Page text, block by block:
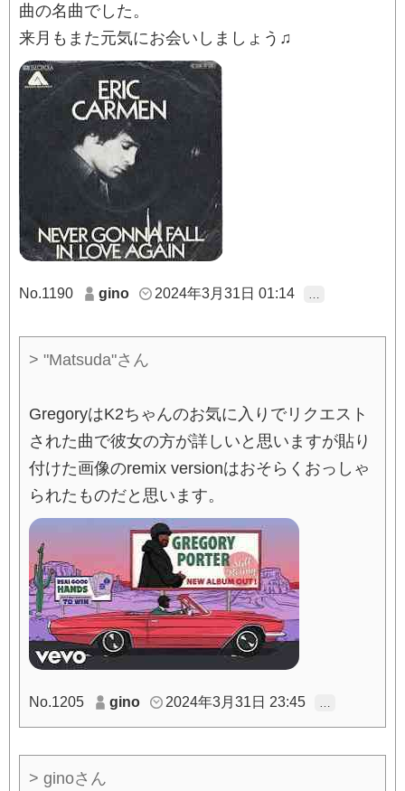
曲の名曲でした。
来月もまた元気にお会いしましょう♫
No.1190 gino 2024年3月31日 01:14
> "Matsuda"さん
GregoryはK2ちゃんのお気に入りでリクエスト
された曲で彼女の方が詳しいと思いますが貼り
付けた画像のremix versionはおそらくおっしゃ
られたものだと思います。
No.1205 gino 2024年3月31日 23:45
> ginoさん